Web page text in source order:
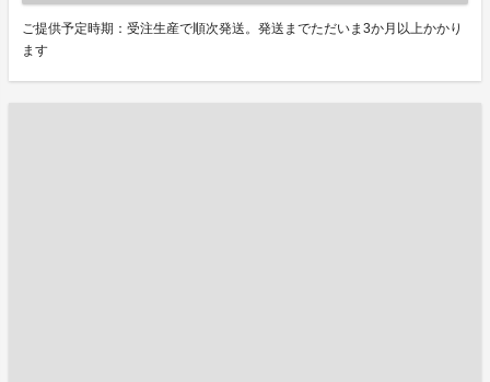
ご提供予定時期：受注生産で順次発送。発送までただいま3か月以上かかり
ます